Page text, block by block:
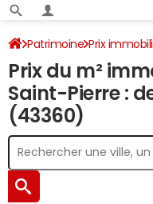
Patrimoine Prix
Bournoncle-Saint-Pierre
Prix du m²
Saint-Pierre :
(43360)